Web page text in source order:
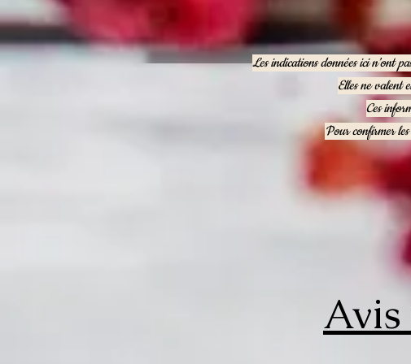
Les indications données ici n’ont
Elles ne valent
Ces
Pour confirmer les